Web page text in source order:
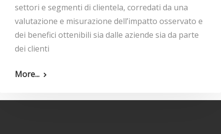
settori e segmenti di clientela, corredati da una
valutazione e misurazione dell’impatto osservato e
dei benefici ottenibili sia dalle aziende sia da parte
dei clienti
More...